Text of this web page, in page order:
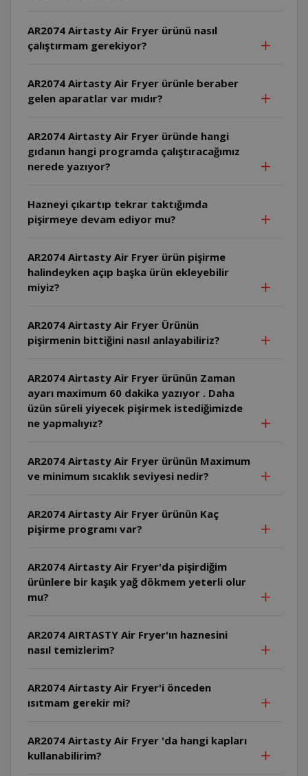
AR2074 Airtasty Air Fryer ürünü nasıl
çalıştırmam gerekiyor?
AR2074 Airtasty Air Fryer ürünle beraber
gelen aparatlar var mıdır?
AR2074 Airtasty Air Fryer üründe hangi
gıdanın hangi programda çalıştıracağımız
nerede yazıyor?
Hazneyi çıkartıp tekrar taktığımda
pişirmeye devam ediyor mu?
AR2074 Airtasty Air Fryer ürün pişirme
halindeyken açıp başka ürün ekleyebilir
miyiz?
AR2074 Airtasty Air Fryer Ürünün
pişirmenin bittiğini nasıl anlayabiliriz?
AR2074 Airtasty Air Fryer ürünün Zaman
ayarı maximum 60 dakika yazıyor . Daha
üzün süreli yiyecek pişirmek istediğimizde
ne yapmalıyız?
AR2074 Airtasty Air Fryer ürünün Maximum
ve minimum sıcaklık seviyesi nedir?
AR2074 Airtasty Air Fryer ürünün Kaç
pişirme programı var?
AR2074 Airtasty Air Fryer'da pişirdiğim
ürünlere bir kaşık yağ dökmem yeterli olur
mu?
AR2074 AIRTASTY Air Fryer'ın haznesini
nasıl temizlerim?
AR2074 Airtasty Air Fryer'i önceden
ısıtmam gerekir mi?
AR2074 Airtasty Air Fryer 'da hangi kapları
kullanabilirim?